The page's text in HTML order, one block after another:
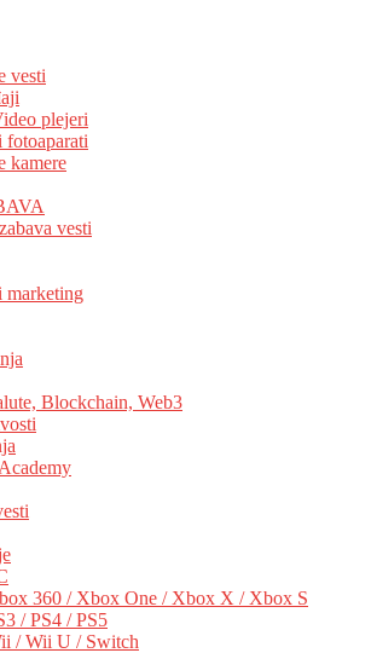
vesti
plejeri
kamere
vesti
marketing
Blockchain, Web3
360 / Xbox One / Xbox X / Xbox S
/ PS4 / PS5
/ Wii U / Switch